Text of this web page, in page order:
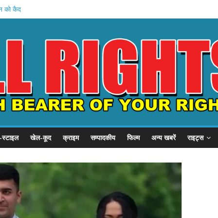
को कैद
शुरू
से गुहार
संवाद
खेल-कूद क्राइम सम्पादकीय फिल्म अन्य खबरें राइट्स